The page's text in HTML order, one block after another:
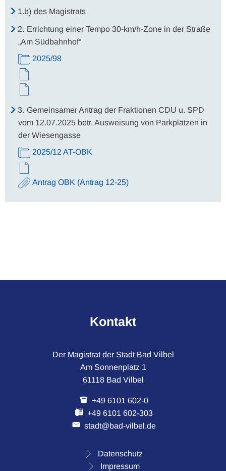
1.b) des Magistrats
2. Errichtung einer Tempo 30-km/h-Zone in der Straße
„Am Südbahnhof“
2025/98
3. Gemeinsamer Antrag der Fraktionen CDU u. SPD
vom 12.07.2025 betr. Ausweisung von Parkplätzen in
der Wiesengasse
2025/12 AT-OBK
Antrag OBK (Antrag 12-25)
Kontakt
Der Magistrat der Stadt Bad Vilbel
Am Sonnenplatz 1
61118 Bad Vilbel
+49 6101 602-0
+49 6101 602-303
stadt@bad-vilbel.de
Datenschutz
Impressum